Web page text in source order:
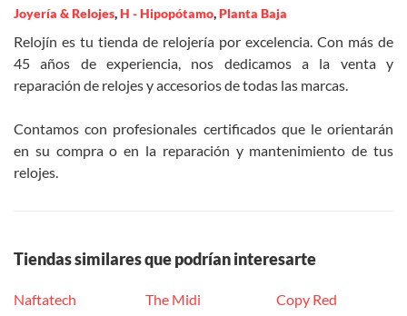
Joyería & Relojes,H - Hipopótamo,Planta Baja
Relojín es tu tienda de relojería por excelencia. Con más de
45 años de experiencia, nos dedicamos a la venta y
reparación de relojes y accesorios de todas las marcas.
Contamos con profesionales certificados que le orientarán
en su compra o en la reparación y mantenimiento de tus
relojes.
Tiendas similares que podrían interesarte
Naftatech
The Midi
Copy Red